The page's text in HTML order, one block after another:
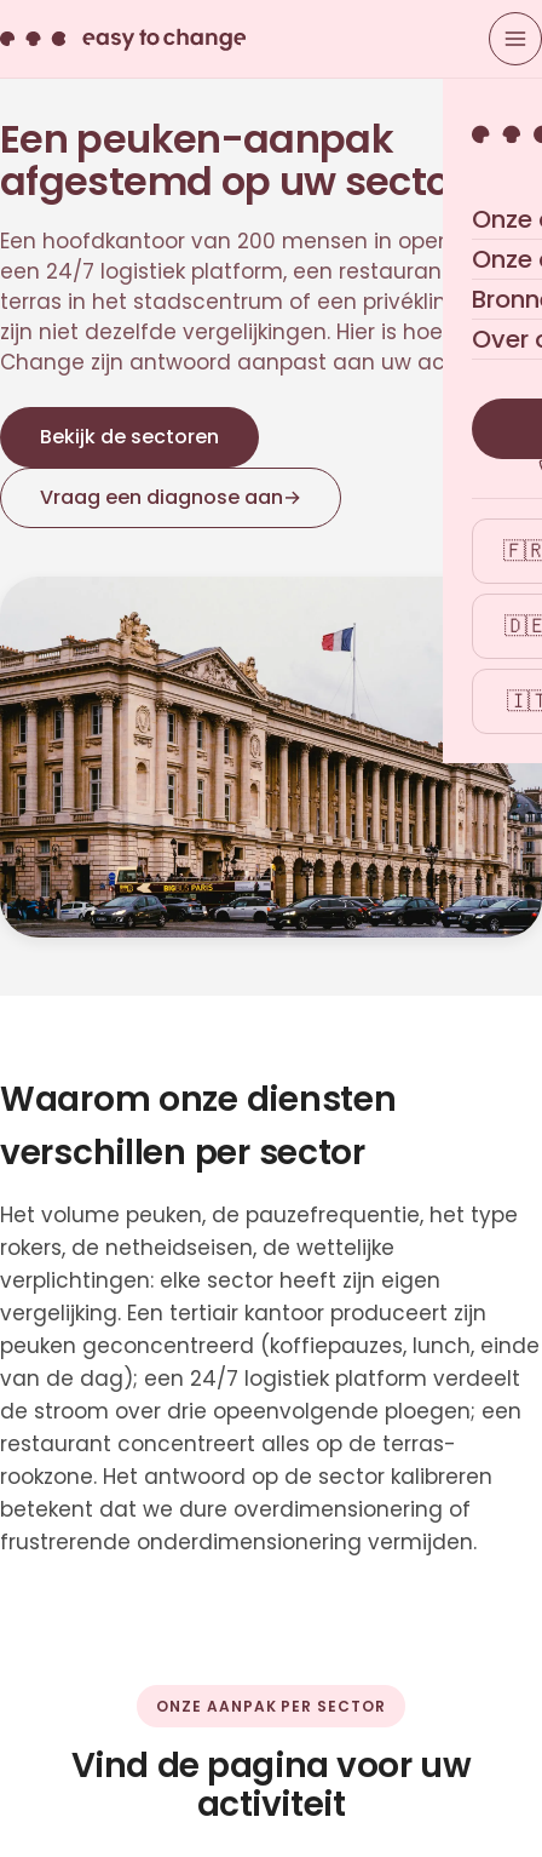
Over
Een peuken-aanpak
afgestemd op uw sector
Een hoofdkantoor van 200 mensen in open-space,
een 24/7 logistiek platform, een restaurant met
terras in het stadscentrum of een privékliniek — dat
zijn niet dezelfde vergelijkingen. Hier is hoe Easy to
Change zijn antwoord aanpast aan uw activiteit.
Bekijk de sectoren
Vraag een diagnose aan→
Waarom onze diensten
verschillen per sector
Het volume peuken, de pauzefrequentie, het type
rokers, de netheidseisen, de wettelijke
verplichtingen: elke sector heeft zijn eigen
vergelijking. Een tertiair kantoor produceert zijn
peuken geconcentreerd (koffiepauzes, lunch, einde
van de dag); een 24/7 logistiek platform verdeelt
de stroom over drie opeenvolgende ploegen; een
restaurant concentreert alles op de terras-
rookzone. Het antwoord op de sector kalibreren
betekent dat we dure overdimensionering of
frustrerende onderdimensionering vermijden.
ONZE AANPAK PER SECTOR
Vind de pagina voor uw
activiteit